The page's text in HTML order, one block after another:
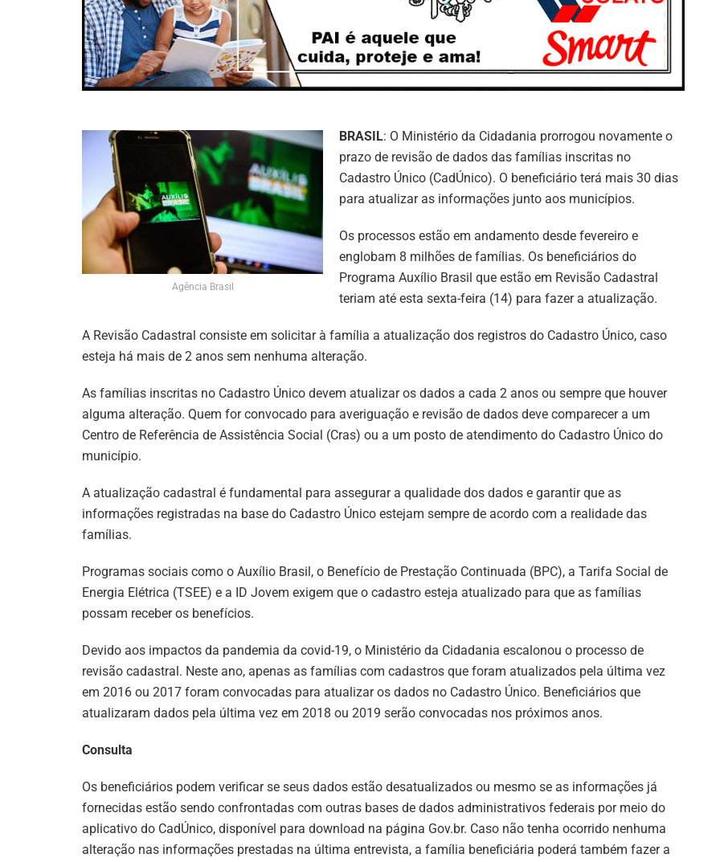
Agência Brasil
BRASIL: O Ministério da Cidadania prorrogou novamente o
prazo de revisão de dados das famílias inscritas no
Cadastro Único (CadÚnico). O beneficiário terá mais 30 dias
para atualizar as informações junto aos municípios.
Os processos estão em andamento desde fevereiro e
englobam 8 milhões de famílias. Os beneficiários do
Programa Auxílio Brasil que estão em Revisão Cadastral
teriam até esta sexta-feira (14) para fazer a atualização.
A Revisão Cadastral consiste em solicitar à família a atualização dos registros do Cadastro Único, caso
esteja há mais de 2 anos sem nenhuma alteração.
As famílias inscritas no Cadastro Único devem atualizar os dados a cada 2 anos ou sempre que houver
alguma alteração. Quem for convocado para averiguação e revisão de dados deve comparecer a um
Centro de Referência de Assistência Social (Cras) ou a um posto de atendimento do Cadastro Único do
município.
A atualização cadastral é fundamental para assegurar a qualidade dos dados e garantir que as
informações registradas na base do Cadastro Único estejam sempre de acordo com a realidade das
famílias.
Programas sociais como o Auxílio Brasil, o Benefício de Prestação Continuada (BPC), a Tarifa Social de
Energia Elétrica (TSEE) e a ID Jovem exigem que o cadastro esteja atualizado para que as famílias
possam receber os benefícios.
Devido aos impactos da pandemia da covid-19, o Ministério da Cidadania escalonou o processo de
revisão cadastral. Neste ano, apenas as famílias com cadastros que foram atualizados pela última vez
em 2016 ou 2017 foram convocadas para atualizar os dados no Cadastro Único. Beneficiários que
atualizaram dados pela última vez em 2018 ou 2019 serão convocadas nos próximos anos.
Consulta
Os beneficiários podem verificar se seus dados estão desatualizados ou mesmo se as informações já
fornecidas estão sendo confrontadas com outras bases de dados administrativos federais por meio do
aplicativo do CadÚnico, disponível para download na página Gov.br. Caso não tenha ocorrido nenhuma
alteração nas informações prestadas na última entrevista, a família beneficiária poderá também fazer a